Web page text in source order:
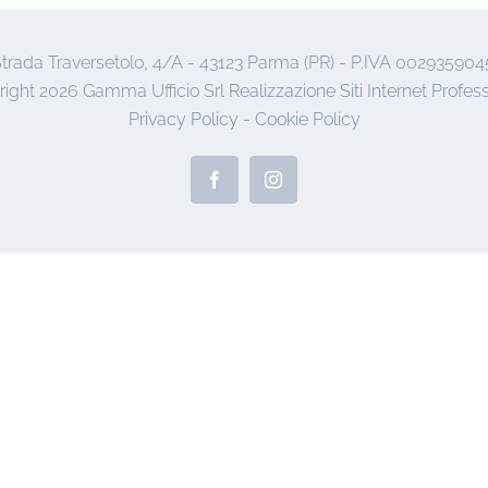
Traversetolo, 4/A - 43123 Parma (PR) - P.IVA
2026 Gamma Ufficio Srl Realizzazione Siti Internet
Privacy Policy - Cookie Policy
FacebookInstagram